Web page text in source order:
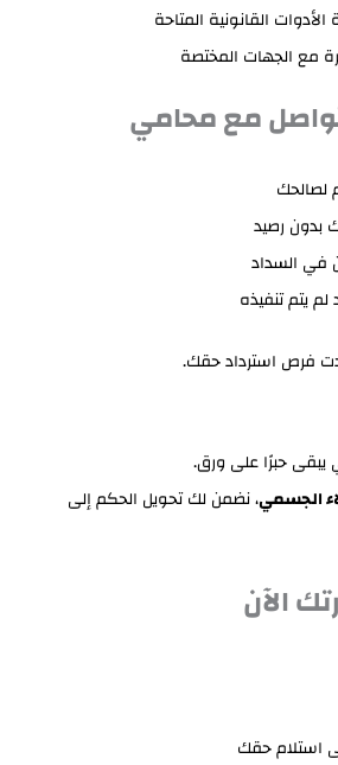
القانونية المتاحة
مع الجهات المختصة
مع محامي
لصالحك
بدون رصيد
في السداد
يتم تنفيذه
فرص استرداد حقك.
يبقى حبرًا على ورق.
الجسمي، نضمن لك تحويل الحكم إلى
الآن
استلام حقك